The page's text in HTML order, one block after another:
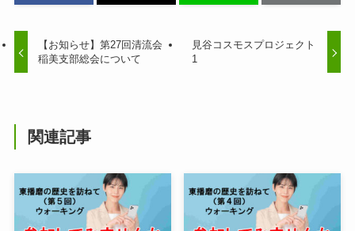
【お知らせ】第27回清流会
稲美支部総会について
見谷コスモスプロジェクト
1
関連記事